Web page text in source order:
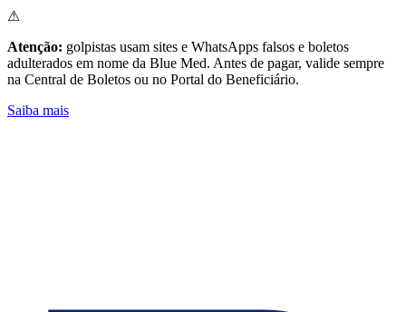
⚠
Atenção: golpistas usam sites e WhatsApps falsos e boletos
adulterados em nome da Blue Med. Antes de pagar, valide sempre
na Central de Boletos ou no Portal do Beneficiário.
Saiba mais